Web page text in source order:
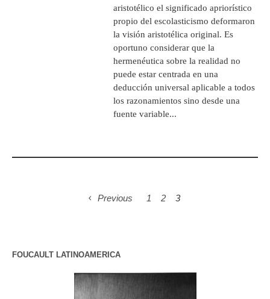
aristotélico el significado apriorístico
propio del escolasticismo deformaron
la visión aristotélica original. Es
oportuno considerar que la
hermenéutica sobre la realidad no
puede estar centrada en una
deducción universal aplicable a todos
los razonamientos sino desde una
fuente variable...
Previous 1 2 3
FOUCAULT LATINOAMERICA